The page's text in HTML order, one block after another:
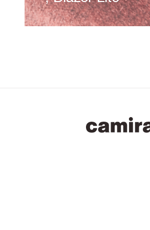
Mit seiner anlässlich des 50-